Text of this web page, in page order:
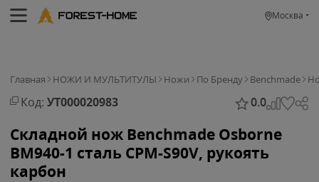
Москва
Главная НОЖИ И МУЛЬТИТУЛЫ Ножи По Бренду Benchmade
Код: УТ000020983 0.0
Складной нож Benchmade Osborne
BM940-1 сталь CPM-S90V, рукоять
карбон